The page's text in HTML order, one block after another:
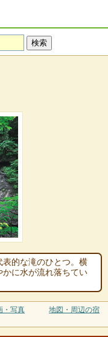
的な滝のひとつ。横
に水が流れ落ちてい
・写真 地図・周辺の宿